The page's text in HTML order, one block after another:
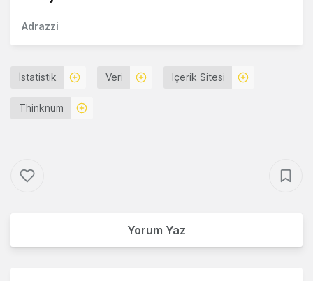
Adrazzi
İstatistik Veri Içerik Sitesi
Thinknum
Yorum Yaz